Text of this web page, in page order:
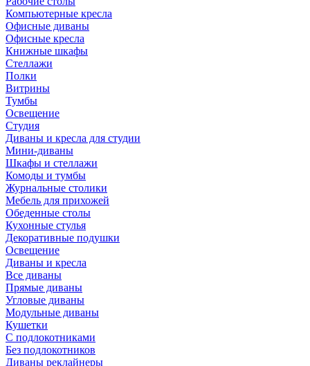
Компьютерные кресла
Офисные диваны
Офисные кресла
Книжные шкафы
Стеллажи
Полки
Витрины
Тумбы
Освещение
Студия
Диваны и кресла для студии
Мини-диваны
Шкафы и стеллажи
Комоды и тумбы
Журнальные столики
Мебель для прихожей
Обеденные столы
Кухонные стулья
Декоративные подушки
Освещение
Диваны и кресла
Все диваны
Прямые диваны
Угловые диваны
Модульные диваны
Кушетки
С подлокотниками
Без подлокотников
Диваны реклайнеры